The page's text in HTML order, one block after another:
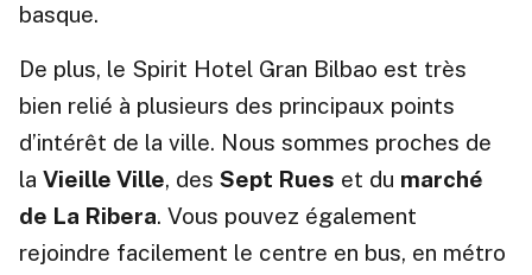
basque.
De plus, le Spirit Hotel Gran Bilbao est très
bien relié à plusieurs des principaux points
d’intérêt de la ville. Nous sommes proches de
la Vieille Ville, des Sept Rues et du marché
de La Ribera. Vous pouvez également
rejoindre facilement le centre en bus, en métro